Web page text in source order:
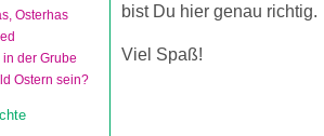
Osterhas
in der Grube
Ostern sein?
bist Du hier genau richtig.
Viel Spaß!